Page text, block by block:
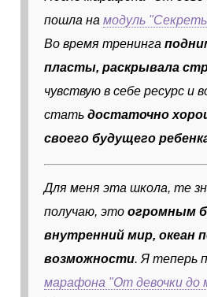
пошла на модуль
Во время тренинга
пласты, раскрывала
чувствую в себе ресурс и
стать достаточно
своего будущего
Для меня эта школа, те
получаю, это огромным
внутренний мир, океан
возможности. Я теперь
марафона "От девочки до